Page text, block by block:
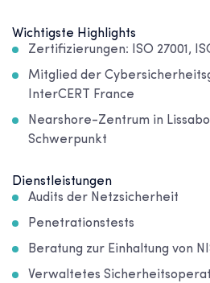
Wichtigste Highlights
Zertifizierungen: ISO 27001,
Mitglied der
InterCERT France
Nearshore-Zentrum in
Schwerpunkt
Dienstleistungen
Audits der Netzsicherheit
Penetrationstests
Beratung zur Einhaltung von
Verwaltetes